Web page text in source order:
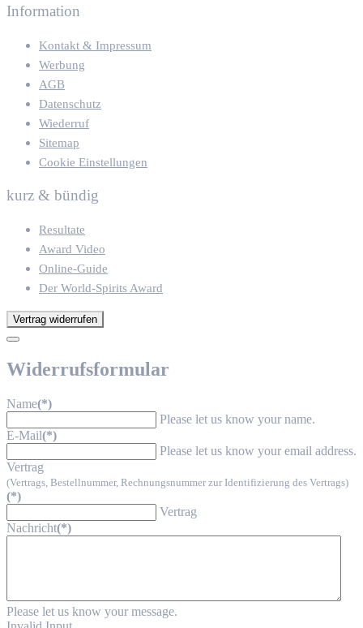
Information
Kontakt & Impressum
Werbung
AGB
Datenschutz
Wiederruf
Sitemap
Cookie Einstellungen
kurz & bündig
Resultate
Award Video
Online-Guide
Der World-Spirits Award
Vertrag widerrufen
Widerrufsformular
Name(*)
Please let us know your name.
E-Mail(*)
Please let us know your email address.
Vertrag
(Vertrags, Bestellnummer, Rechnungsnummer zur Identifizierung des Vertrags)
(*)
Vertrag
Nachricht(*)
Please let us know your message.